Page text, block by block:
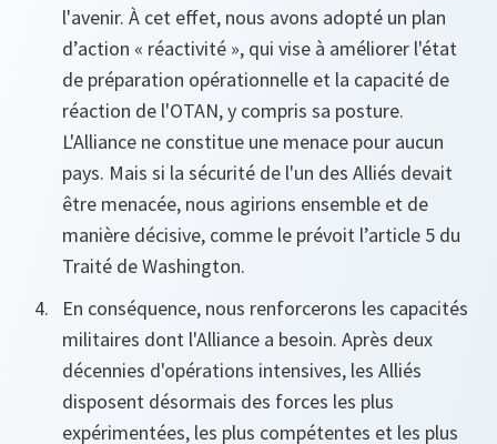
l'avenir. À cet effet, nous avons adopté un plan
d’action « réactivité », qui vise à améliorer l'état
de préparation opérationnelle et la capacité de
réaction de l'OTAN, y compris sa posture.
L'Alliance ne constitue une menace pour aucun
pays. Mais si la sécurité de l'un des Alliés devait
être menacée, nous agirions ensemble et de
manière décisive, comme le prévoit l’article 5 du
Traité de Washington.
En conséquence, nous renforcerons les capacités
militaires dont l'Alliance a besoin. Après deux
décennies d'opérations intensives, les Alliés
disposent désormais des forces les plus
expérimentées, les plus compétentes et les plus